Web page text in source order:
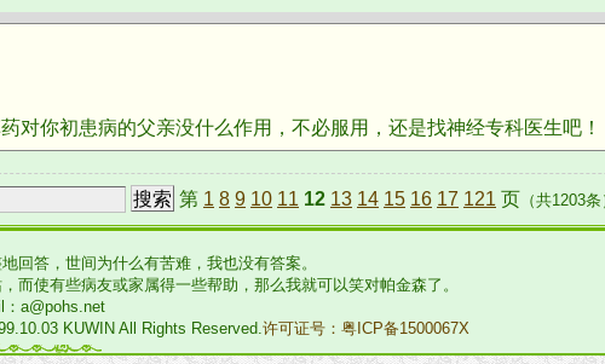
你初患病的父亲没什么作用，不必服用，还是找神经专科医生吧！
第 1 8 9 10 11 12 13 14 15 16 17 121 页 （共1203条
回答，世间为什么有苦难，我也没有答案。
而使有些病友或家属得一些帮助，那么我就可以笑对帕金森了。
：a@pohs.net
KUWIN All Rights Reserved.许可证号：粤ICP备1500067X